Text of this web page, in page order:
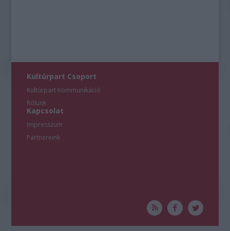
Kultúrpart Csoport
Kultúrpart Kommunikáció
Rólunk
Kapcsolat
Impresszum
Partnereink